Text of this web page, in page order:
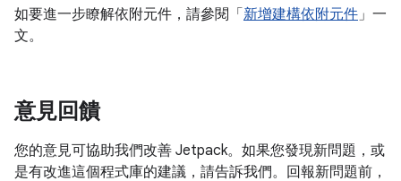
如要進一步瞭解依附元件，請參閱「 新增建構依附元件」一
文。
意見回饋
您的意見可協助我們改善 Jetpack。如果您發現新問題，或
是有改進這個程式庫的建議，請告訴我們。回報新問題前，